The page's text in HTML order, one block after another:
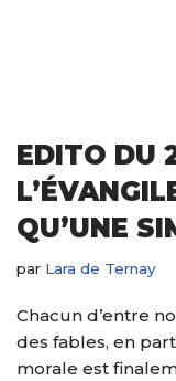
EDITO DU
QU’UNE
par Lara de Ternay
Chacun d’entre
des fables, en
morale est